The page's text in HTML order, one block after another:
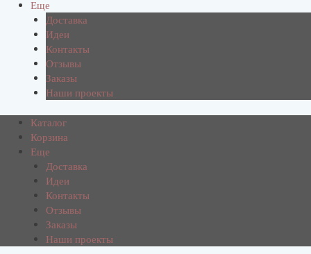
Еще
Доставка
Идеи
Контакты
Отзывы
Заказы
Наши проекты
Каталог
Корзина
Еще
Доставка
Идеи
Контакты
Отзывы
Заказы
Наши проекты